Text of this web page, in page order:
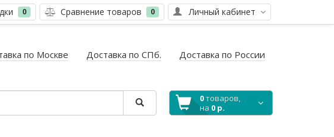
Личный кабинет
0 Сравнение товаров 0
по Москве Доставка по СПб. Доставка по России
0товаров,
на 0 р.